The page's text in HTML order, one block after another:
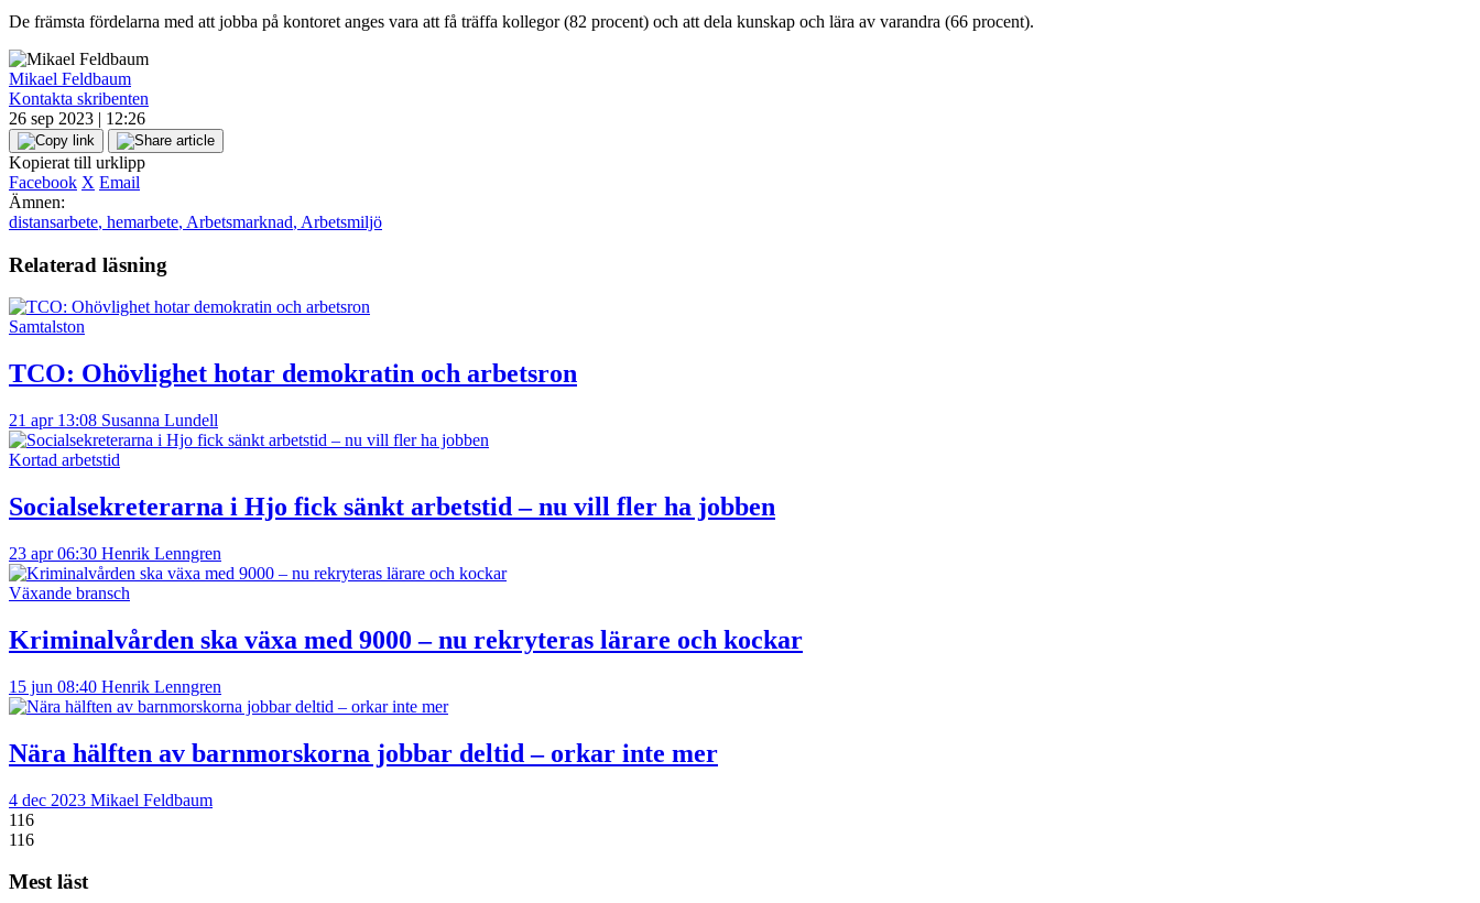
De främsta fördelarna med att jobba på kontoret anges vara att få träffa kollegor (82 procent) och att dela kunskap och lära av varandra (66 procent).
Mikael Feldbaum
Kontakta skribenten
26 sep 2023 | 12:26
Kopierat till urklipp
Facebook X Email
Ämnen:
distansarbete, hemarbete, Arbetsmarknad, Arbetsmiljö
Relaterad läsning
Samtalston
TCO: Ohövlighet hotar demokratin och arbetsron
21 apr 13:08 Susanna Lundell
Kortad arbetstid
Socialsekreterarna i Hjo fick sänkt arbetstid – nu vill fler ha jobben
23 apr 06:30 Henrik Lenngren
Växande bransch
Kriminalvården ska växa med 9000 – nu rekryteras lärare och kockar
15 jun 08:40 Henrik Lenngren
Nära hälften av barnmorskorna jobbar deltid – orkar inte mer
4 dec 2023 Mikael Feldbaum
116
116
Mest läst